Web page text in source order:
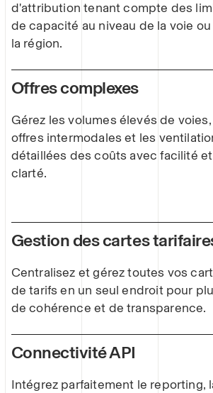
d'attribution tenant compte des
de capacité au niveau de la voie
la région.
Offres complexes
Gérez les volumes élevés de
offres intermodales et les
détaillées des coûts avec facilité et
clarté.
Gestion des cartes
Centralisez et gérez toutes vos
de tarifs en un seul endroit pour
de cohérence et de transparence.
Connectivité API
Intégrez parfaitement le reporting,